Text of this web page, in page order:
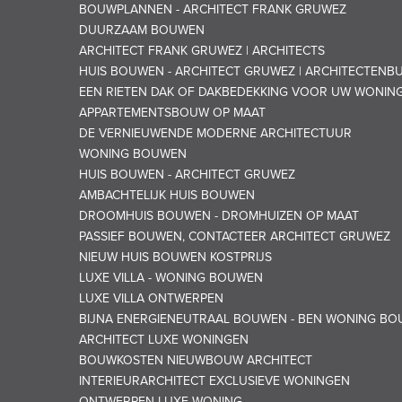
BOUWPLANNEN - ARCHITECT FRANK GRUWEZ
DUURZAAM BOUWEN
ARCHITECT FRANK GRUWEZ | ARCHITECTS
HUIS BOUWEN - ARCHITECT GRUWEZ |
EEN RIETEN DAK OF DAKBEDEKKING VOOR UW
APPARTEMENTSBOUW OP MAAT
DE VERNIEUWENDE MODERNE ARCHITECTUUR
WONING BOUWEN
HUIS BOUWEN - ARCHITECT GRUWEZ
AMBACHTELIJK HUIS BOUWEN
DROOMHUIS BOUWEN - DROMHUIZEN OP MAAT
PASSIEF BOUWEN, CONTACTEER ARCHITECT GRUWEZ
NIEUW HUIS BOUWEN KOSTPRIJS
LUXE VILLA - WONING BOUWEN
LUXE VILLA ONTWERPEN
BIJNA ENERGIENEUTRAAL BOUWEN - BEN WONING
ARCHITECT LUXE WONINGEN
BOUWKOSTEN NIEUWBOUW ARCHITECT
INTERIEURARCHITECT EXCLUSIEVE WONINGEN